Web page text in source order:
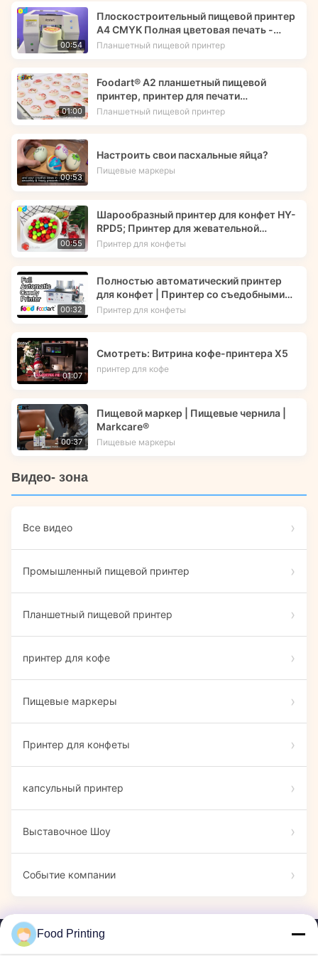
00:54
Плоскостроительный пищевой принтер
А4 CMYK Полная цветовая печать -
Foodart®
Планшетный пищевой принтер
01:00
Foodart® A2 планшетный пищевой
принтер, принтер для печати
съедобными чернилами изображений
Планшетный пищевой принтер
00:53
Настроить свои пасхальные яйца?
Пищевые маркеры
00:55
Шарообразный принтер для конфет HY-
RPD5; Принтер для жевательной
резинки; Съедобные чернила -- Foodart®
Принтер для конфеты
00:32
Полностью автоматический принтер
для конфет | Принтер со съедобными
чернилами | Foodart® от Foodprinttech
Принтер для конфеты
01:07
Смотреть: Витрина кофе-принтера X5
принтер для кофе
00:37
Пищевой маркер | Пищевые чернила |
Markcare®
Пищевые маркеры
Видео- зона
Все видео
Промышленный пищевой принтер
Планшетный пищевой принтер
принтер для кофе
Пищевые маркеры
Принтер для конфеты
капсульный принтер
Выставочное Шоу
Событие компании
Food Printing